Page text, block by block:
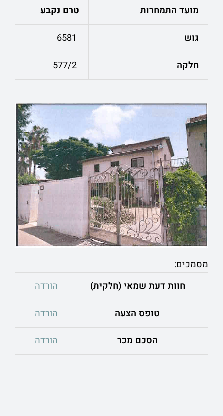
מועד התמחרות טרם נקבע
גוש
חלקה 577/2
מסמכים:
חוות דעת שמאי (חלקית)
הורדה
טופס הצעה הורדה
הסכם מכר הורדה